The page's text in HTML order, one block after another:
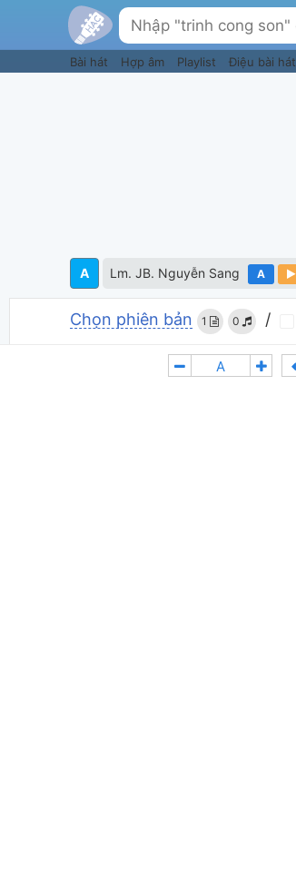
Bài hát Hợp âm Playlist Điệu bài hát
A Lm. JB. Nguyễn Sang A
Chọn phiên bản 1 0 /